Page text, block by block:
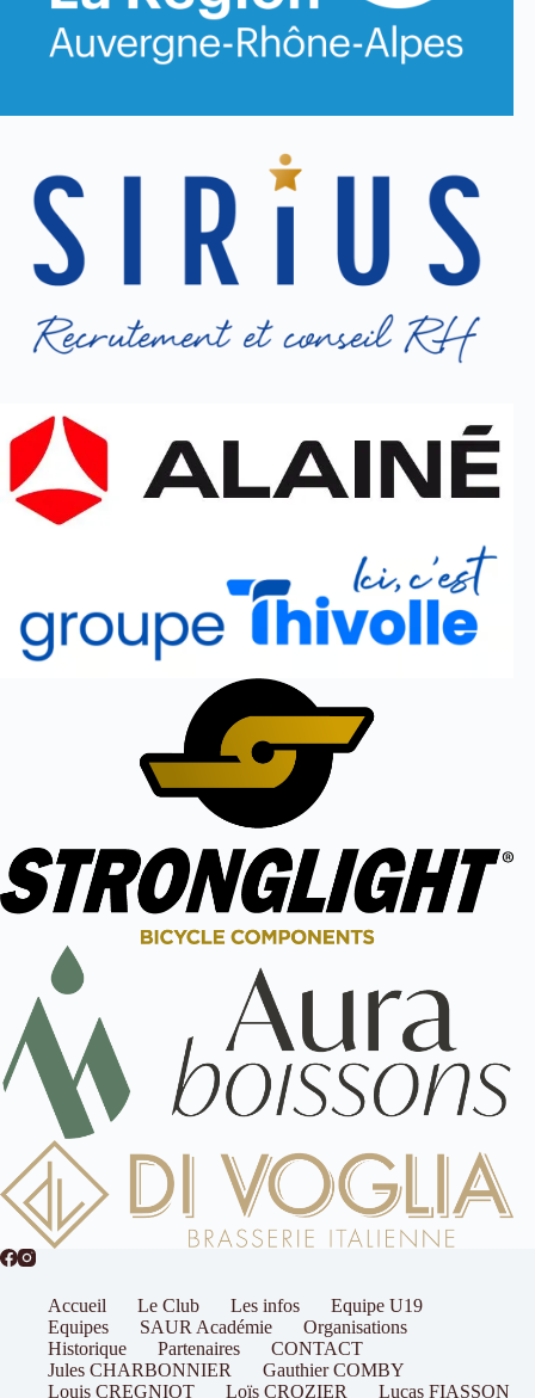
Accueil Le Club Les infos
Equipe U19
Equipes
SAUR Académie
Organisations
Historique
Partenaires
CONTACT
Jules CHARBONNIER
Gauthier COMBY
Louis CREGNIOT
Loïs CROZIER Lucas FIASSON